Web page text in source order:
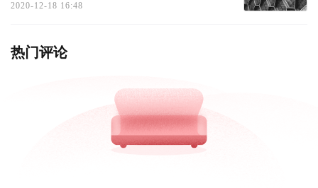
2020-12-18 16:48
热门评论